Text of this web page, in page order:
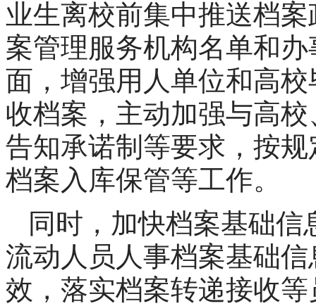
业生离校前集中推送档
案管理服务机构名单和
面，增强用人单位和高
收档案，主动加强与高
告知承诺制等要求，按
档案入库保管等工作。
同时，加快档案基础
流动人员人事档案基础
效，落实档案转递接收